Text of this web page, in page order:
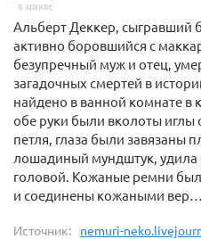
в архиве
Альберт Деккер, сыгравший
активно боровшийся с
безупречный муж и отец,
загадочных смертей в
найдено в ванной комнате в
обе руки были вколоты
петля, глаза были завязаны
лошадиный мундштук, удила
головой. Кожаные ремни
и соединены кожаными вер…
Источник: nemuri-